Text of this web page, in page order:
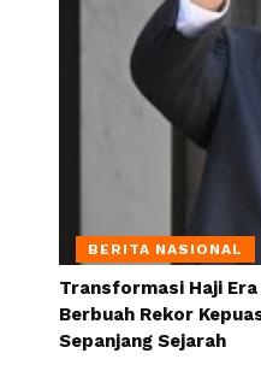
BERITA NASIONAL
Transformasi Haji
Berbuah Rekor
Sepanjang Sejarah